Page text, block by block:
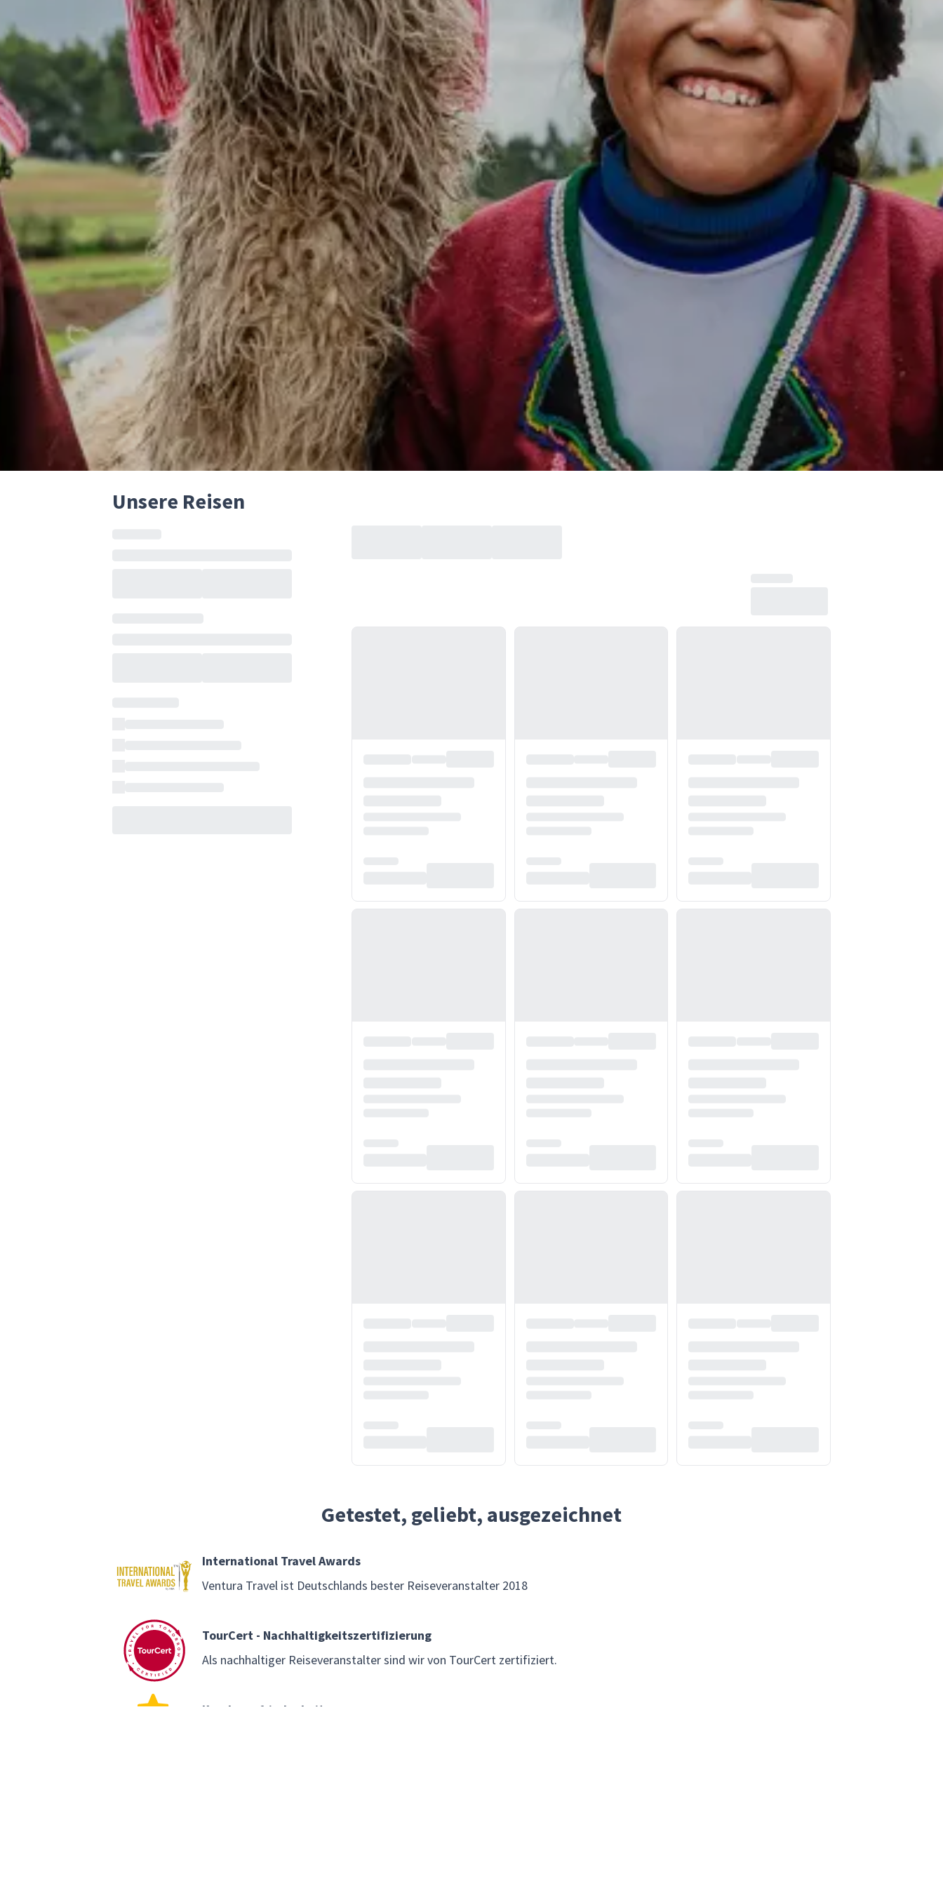
Unsere Reisen
Getestet, geliebt, ausgezeichnet
International Travel Awards
Ventura Travel ist Deutschlands bester Reiseveranstalter 2018
TourCert - Nachhaltigkeitszertifizierung
Als nachhaltiger Reiseveranstalter sind wir von TourCert zertifiziert.
Kundenzufriedenheit